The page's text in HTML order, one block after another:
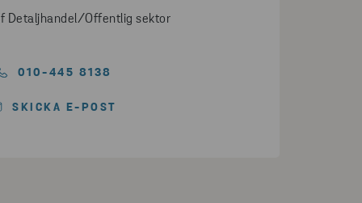
Detaljhandel/Offentlig sektor
010-445 8138
SKICKA E-POST